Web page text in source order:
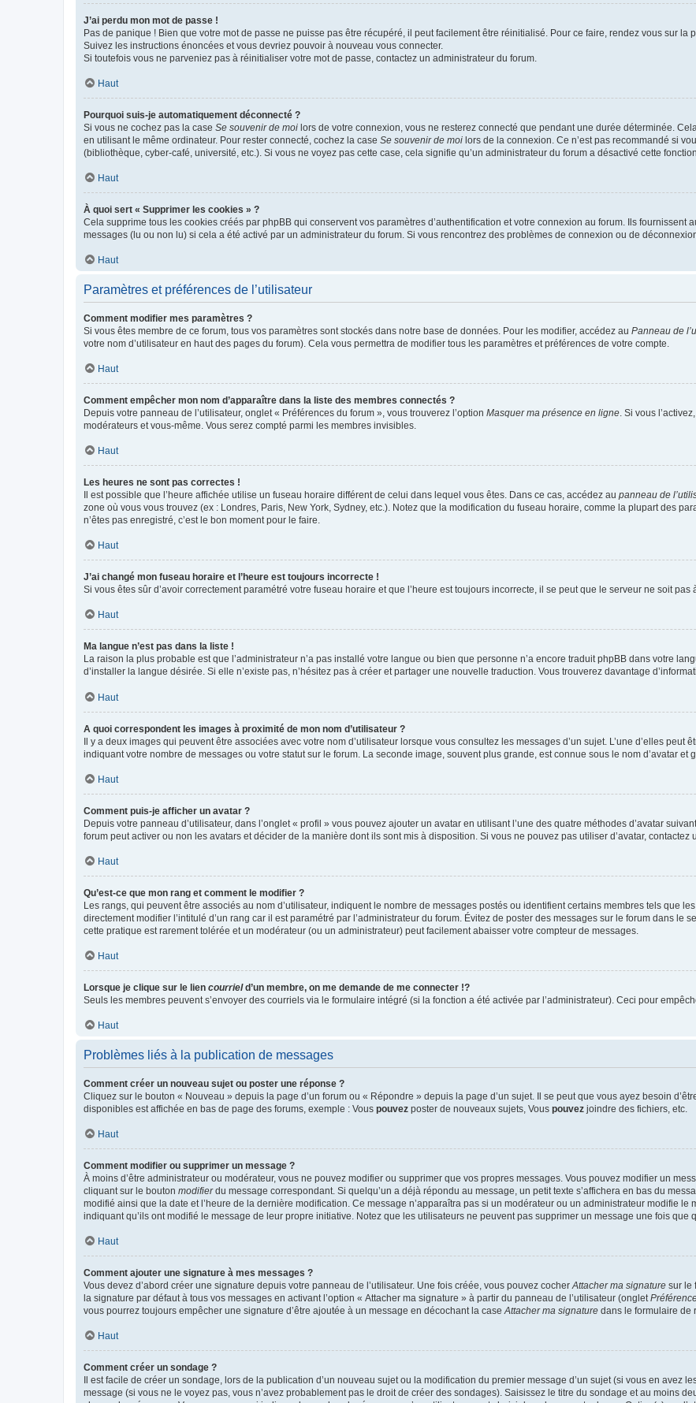
J’ai perdu mon mot de passe !
Pas de panique ! Bien que votre mot de passe ne puisse pas être récupéré, il peut facilement être réinitialisé. Pour ce faire, rendez vous sur la
Suivez les instructions énoncées et vous devriez pouvoir à nouveau vous connecter.
Si toutefois vous ne parveniez pas à réinitialiser votre mot de passe, contactez un administrateur du forum.
Haut
Pourquoi suis-je automatiquement déconnecté ?
Si vous ne cochez pas la case Se souvenir de moi lors de votre connexion, vous ne resterez connecté que pendant une durée déterminée.
en utilisant le même ordinateur. Pour rester connecté, cochez la case Se souvenir de moi lors de la connexion. Ce n’est pas recommandé si
(bibliothèque, cyber-café, université, etc.). Si vous ne voyez pas cette case, cela signifie qu’un administrateur du forum a désactivé cette
Haut
À quoi sert « Supprimer les cookies » ?
Cela supprime tous les cookies créés par phpBB qui conservent vos paramètres d’authentification et votre connexion au forum. Ils
messages (lu ou non lu) si cela a été activé par un administrateur du forum. Si vous rencontrez des problèmes de connexion ou de
Haut
Paramètres et préférences de l’utilisateur
Comment modifier mes paramètres ?
Si vous êtes membre de ce forum, tous vos paramètres sont stockés dans notre base de données. Pour les modifier, accédez au Panneau de
votre nom d’utilisateur en haut des pages du forum). Cela vous permettra de modifier tous les paramètres et préférences de votre compte.
Haut
Comment empêcher mon nom d’apparaître dans la liste des membres connectés ?
Depuis votre panneau de l’utilisateur, onglet « Préférences du forum », vous trouverez l’option Masquer ma présence en ligne. Si vous
modérateurs et vous-même. Vous serez compté parmi les membres invisibles.
Haut
Les heures ne sont pas correctes !
Il est possible que l’heure affichée utilise un fuseau horaire différent de celui dans lequel vous êtes. Dans ce cas, accédez au panneau de
zone où vous vous trouvez (ex : Londres, Paris, New York, Sydney, etc.). Notez que la modification du fuseau horaire, comme la plupart des
n’êtes pas enregistré, c’est le bon moment pour le faire.
Haut
J’ai changé mon fuseau horaire et l’heure est toujours incorrecte !
Si vous êtes sûr d’avoir correctement paramétré votre fuseau horaire et que l’heure est toujours incorrecte, il se peut que le serveur ne soit
Haut
Ma langue n’est pas dans la liste !
La raison la plus probable est que l’administrateur n’a pas installé votre langue ou bien que personne n’a encore traduit phpBB dans votre
d’installer la langue désirée. Si elle n’existe pas, n’hésitez pas à créer et partager une nouvelle traduction. Vous trouverez davantage
Haut
A quoi correspondent les images à proximité de mon nom d’utilisateur ?
Il y a deux images qui peuvent être associées avec votre nom d’utilisateur lorsque vous consultez les messages d’un sujet. L’une d’elles
indiquant votre nombre de messages ou votre statut sur le forum. La seconde image, souvent plus grande, est connue sous le nom d’avatar
Haut
Comment puis-je afficher un avatar ?
Depuis votre panneau d’utilisateur, dans l’onglet « profil » vous pouvez ajouter un avatar en utilisant l’une des quatre méthodes d’avatar
forum peut activer ou non les avatars et décider de la manière dont ils sont mis à disposition. Si vous ne pouvez pas utiliser d’avatar, contactez
Haut
Qu’est-ce que mon rang et comment le modifier ?
Les rangs, qui peuvent être associés au nom d’utilisateur, indiquent le nombre de messages postés ou identifient certains membres tels que
directement modifier l’intitulé d’un rang car il est paramétré par l’administrateur du forum. Évitez de poster des messages sur le forum dans le
cette pratique est rarement tolérée et un modérateur (ou un administrateur) peut facilement abaisser votre compteur de messages.
Haut
Lorsque je clique sur le lien courrield’un membre, on me demande de me connecter !?
Seuls les membres peuvent s’envoyer des courriels via le formulaire intégré (si la fonction a été activée par l’administrateur). Ceci pour
Haut
Problèmes liés à la publication de messages
Comment créer un nouveau sujet ou poster une réponse ?
Cliquez sur le bouton « Nouveau » depuis la page d’un forum ou « Répondre » depuis la page d’un sujet. Il se peut que vous ayez besoin
disponibles est affichée en bas de page des forums, exemple : Vous pouvez poster de nouveaux sujets, Vous pouvez joindre des fichiers, etc.
Haut
Comment modifier ou supprimer un message ?
À moins d’être administrateur ou modérateur, vous ne pouvez modifier ou supprimer que vos propres messages. Vous pouvez modifier un
cliquant sur le bouton modifierdu message correspondant. Si quelqu’un a déjà répondu au message, un petit texte s’affichera en bas du
modifié ainsi que la date et l’heure de la dernière modification. Ce message n’apparaîtra pas si un modérateur ou un administrateur modifie
indiquant qu’ils ont modifié le message de leur propre initiative. Notez que les utilisateurs ne peuvent pas supprimer un message une fois que
Haut
Comment ajouter une signature à mes messages ?
Vous devez d’abord créer une signature depuis votre panneau de l’utilisateur. Une fois créée, vous pouvez cocherAttacher ma signature sur le
la signature par défaut à tous vos messages en activant l’option « Attacher ma signature » à partir du panneau de l’utilisateur (onglet
vous pourrez toujours empêcher une signature d’être ajoutée à un message en décochant la caseAttacher ma signature dans le formulaire de
Haut
Comment créer un sondage ?
Il est facile de créer un sondage, lors de la publication d’un nouveau sujet ou la modification du premier message d’un sujet (si vous en avez
message (si vous ne le voyez pas, vous n’avez probablement pas le droit de créer des sondages). Saisissez le titre du sondage et au moins